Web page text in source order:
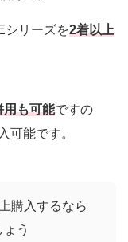
シリーズを2着以上
用も可能ですの
可能です。
購入するなら
う